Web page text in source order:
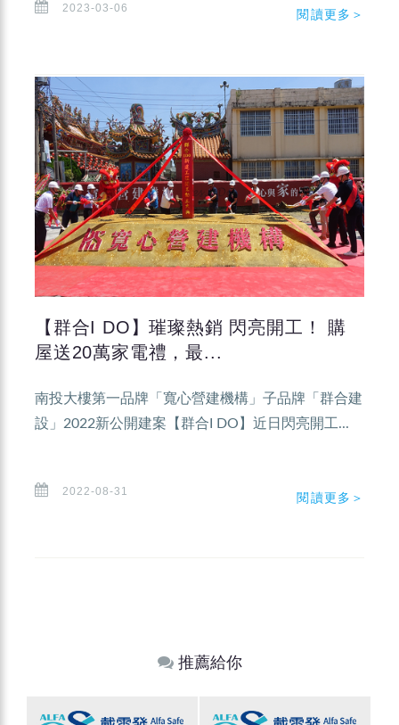
2023-03-06 閱讀更多＞
【群合I DO】璀璨熱銷 閃亮開工！ 購
屋送20萬家電禮，最...
南投大樓第一品牌「寬心營建機構」子品牌「群合建
設」2022新公開建案【群合I DO】近日閃亮開工...
2022-08-31 閱讀更多＞
推薦給你